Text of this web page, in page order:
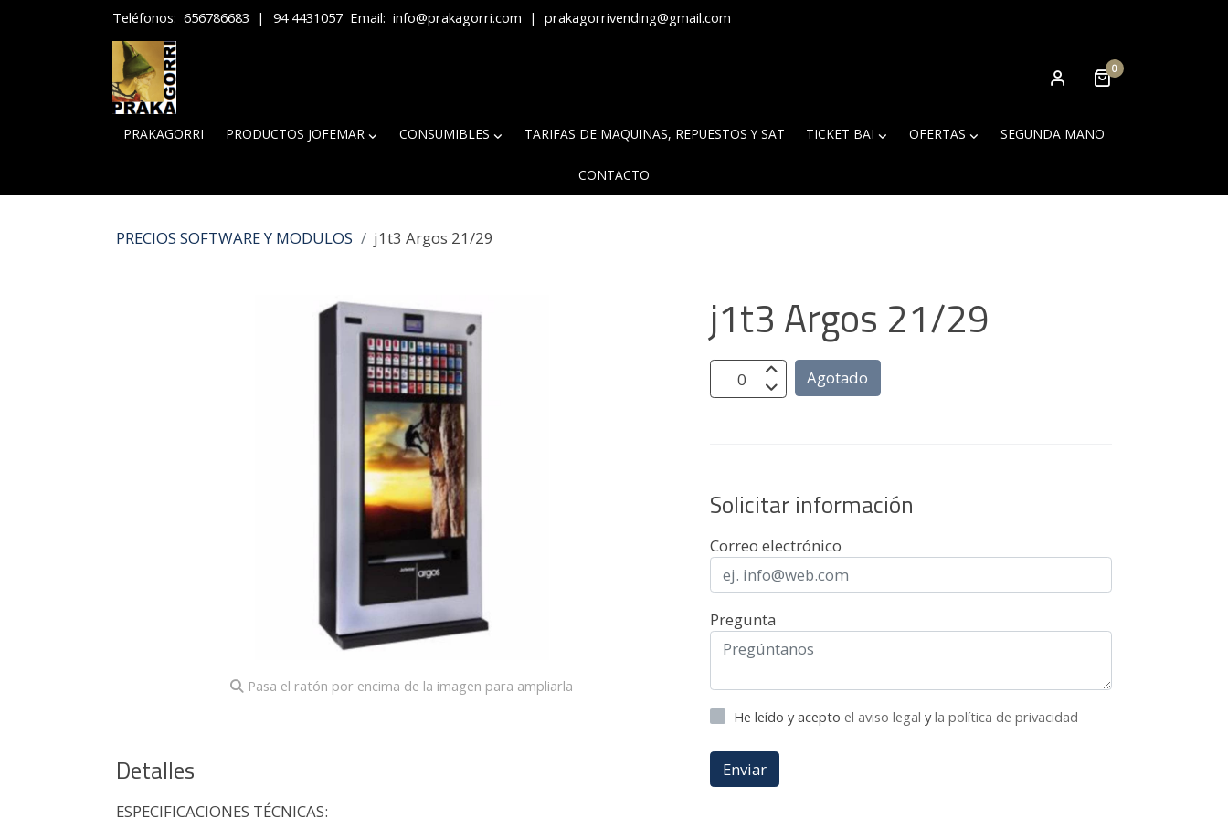
Teléfonos: 656786683 | 94 4431057 Email: info@prakagorri.com | prakagorrivending@gmail.com
0
PRAKAGORRI PRODUCTOS JOFEMAR CONSUMIBLES TARIFAS DE MAQUINAS, REPUESTOS Y SAT TICKET BAI OFERTAS SEGUNDA MANO
CONTACTO
PRECIOS SOFTWARE Y MODULOS j1t3 Argos 21/29
Pasa el ratón por encima de la imagen para ampliarla
Detalles
ESPECIFICACIONES TÉCNICAS:
j1t3 Argos 21/29
Agotado
Solicitar información
Correo electrónico
Pregunta
He leído y acepto el aviso legal yla política de privacidad
Enviar